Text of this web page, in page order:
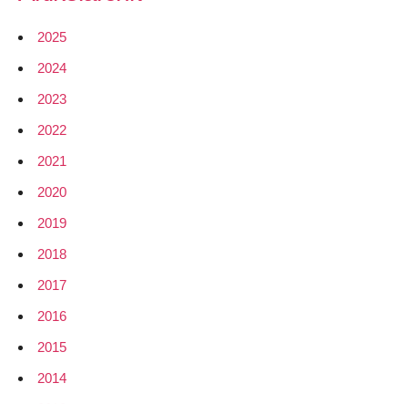
2025
2024
2023
2022
2021
2020
2019
2018
2017
2016
2015
2014